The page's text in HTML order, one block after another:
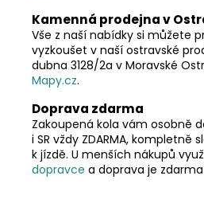
Kamenná prodejna v
Vše z naší nabídky si můžete
vyzkoušet v naší ostravské
dubna 3128/2a v Moravské
Mapy.cz.
Doprava zdarma
Zakoupená kola vám osobně
i SR vždy ZDARMA, kompletně
k jízdě. U menších nákupů
dopravce a doprava je zdarma